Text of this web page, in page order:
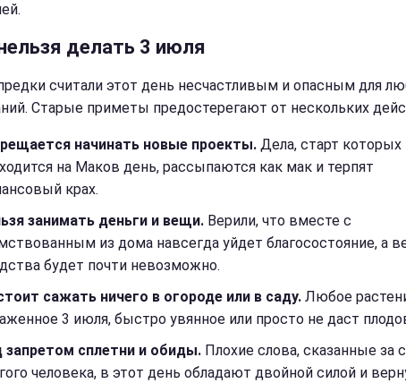
делать 3 июля
считали этот день несчастливым и опасным для
Старые приметы предостерегают от нескольких
начинать новые проекты. Дела, старт которых
на Маков день, рассыпаются как мак и терпят
крах.
занимать деньги и вещи. Верили, что вместе с
из дома навсегда уйдет благосостояние, а
будет почти невозможно.
сажать ничего в огороде или в саду. Любое
3 июля, быстро увянное или просто не даст
запретом сплетни и обиды. Плохие слова, сказанные за
человека, в этот день обладают двойной силой и